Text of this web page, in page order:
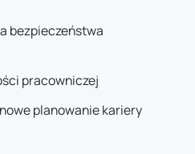
bezpieczeństwa
pracowniczej
planowanie kariery